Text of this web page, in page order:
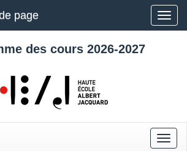
Toggle
page
des cours 2026-2027
Toggle